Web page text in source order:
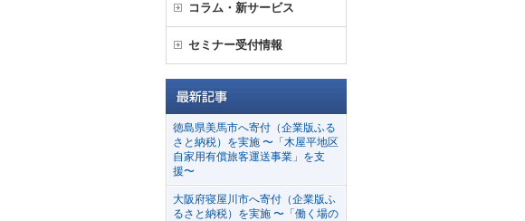
コラム・新サービス
セミナー受付情報
徳島県美馬市へ寄付（企業版ふる
さと納税）を実施 〜「木屋平地区
自家用有償旅客運送事業」を支
援〜
大阪府寝屋川市へ寄付（企業版ふ
るさと納税）を実施 〜「働く場の